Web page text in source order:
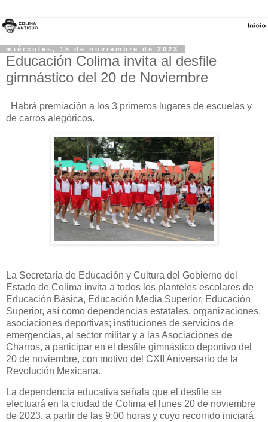
miércoles, 15 de noviembre de 2023
Educación Colima invita al desfile
gimnástico del 20 de Noviembre
Habrá premiación a los 3 primeros lugares de escuelas y
de carros alegóricos.
La Secretaría de Educación y Cultura del Gobierno del
Estado de Colima invita a todos los planteles escolares de
Educación Básica, Educación Media Superior, Educación
Superior, así como dependencias estatales, organizaciones,
asociaciones deportivas; instituciones de servicios de
emergencias, al sector militar y a las Asociaciones de
Charros, a participar en el desfile gimnástico deportivo del
20 de noviembre, con motivo del CXII Aniversario de la
Revolución Mexicana.
La dependencia educativa señala que el desfile se
efectuará en la ciudad de Colima el lunes 20 de noviembre
de 2023, a partir de las 9:00 horas y cuyo recorrido iniciará